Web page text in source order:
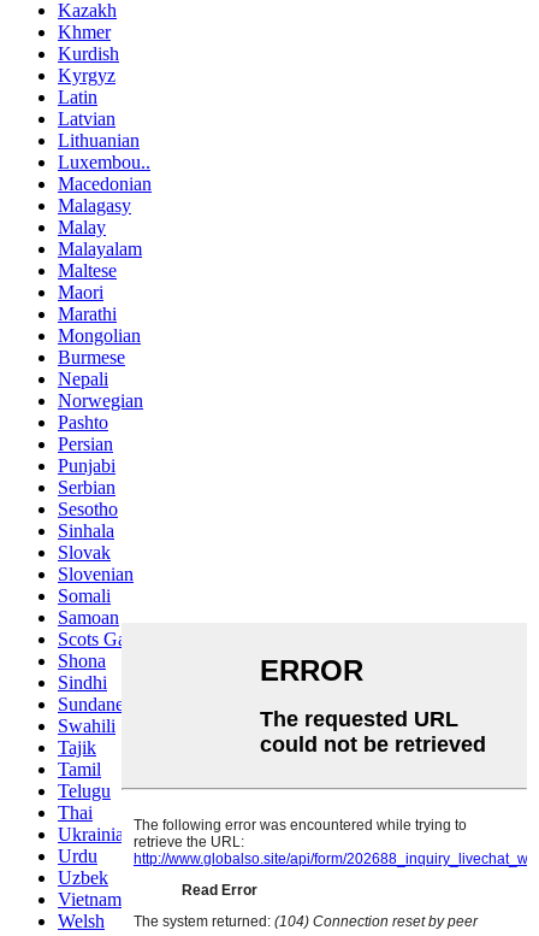
Kazakh
Khmer
Kurdish
Kyrgyz
Latin
Latvian
Lithuanian
Luxembou..
Macedonian
Malagasy
Malay
Malayalam
Maltese
Maori
Marathi
Mongolian
Burmese
Nepali
Norwegian
Pashto
Persian
Punjabi
Serbian
Sesotho
Sinhala
Slovak
Slovenian
Somali
Samoan
Scots Gaelic
Shona
Sindhi
Sundanese
Swahili
Tajik
Tamil
Telugu
Thai
Ukrainian
Urdu
Uzbek
Vietnamese
Welsh